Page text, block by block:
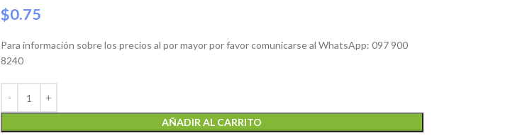
$0.75
Para información sobre los precios al por mayor por favor comunicarse al WhatsApp: 097 900
8240
AÑADIR AL CARRITO